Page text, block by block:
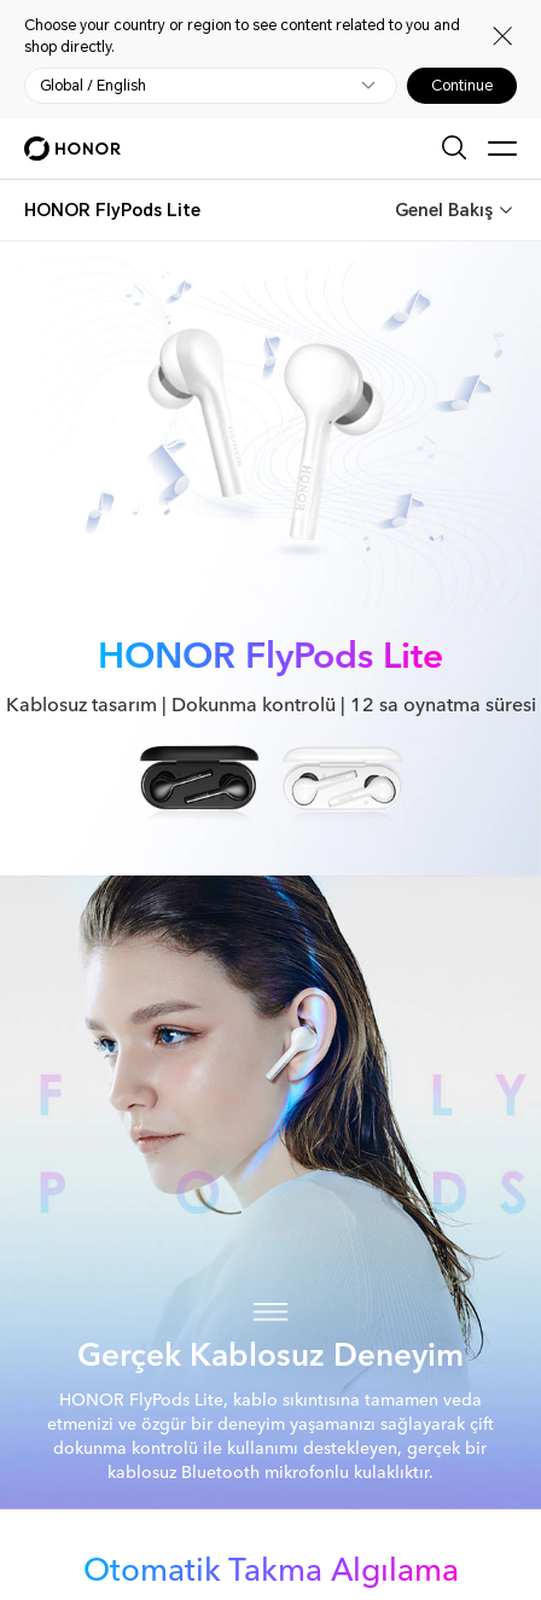
Choose your country or region to see content related to you and
shop directly.
Global / English Continue
HONOR FlyPods Lite Genel Bakış
HONOR FlyPods Lite
Kablosuz tasarım | Dokunma kontrolü | 12 sa oynatma süresi
Gerçek Kablosuz Deneyim
HONOR FlyPods Lite, kablo sıkıntısına tamamen veda
etmenizi ve özgür bir deneyim yaşamanızı sağlayarak çift
dokunma kontrolü ile kullanımı destekleyen, gerçek bir
kablosuz Bluetooth mikrofonlu kulaklıktır.
Otomatik Takma Algılama